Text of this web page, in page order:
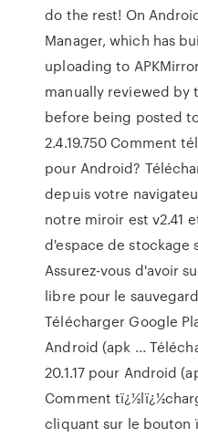
do the rest! On
Manager, which has
uploading to
manually reviewed by
before being posted
2.4.19.750 Comment
pour Android?
depuis votre
notre miroir est v2.41
d'espace de stockage
Assurez-vous d'avoir
libre pour le
Télécharger Google
Android (apk ...
20.1.17 pour Android
Comment
cliquant sur le bouton